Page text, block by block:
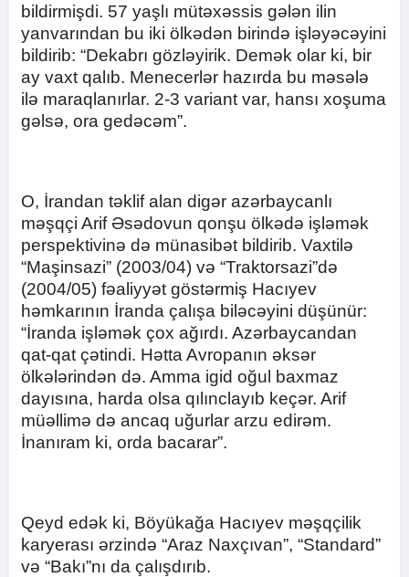
bildirmişdi. 57 yaşlı mütəxəssis gələn ilin
yanvarından bu iki ölkədən birində işləyəcəyini
bildirib: “Dekabrı gözləyirik. Demək olar ki, bir
ay vaxt qalıb. Menecerlər hazırda bu məsələ
ilə maraqlanırlar. 2-3 variant var, hansı xoşuma
gəlsə, ora gedəcəm”.
O, İrandan təklif alan digər azərbaycanlı
məşqçi Arif Əsədovun qonşu ölkədə işləmək
perspektivinə də münasibət bildirib. Vaxtilə
“Maşinsazi” (2003/04) və “Traktorsazi”də
(2004/05) fəaliyyət göstərmiş Hacıyev
həmkarının İranda çalışa biləcəyini düşünür:
“İranda işləmək çox ağırdı. Azərbaycandan
qat-qat çətindi. Hətta Avropanın əksər
ölkələrindən də. Amma igid oğul baxmaz
dayısına, harda olsa qılınclayıb keçər. Arif
müəllimə də ancaq uğurlar arzu edirəm.
İnanıram ki, orda bacarar”.
Qeyd edək ki, Böyükağa Hacıyev məşqçilik
karyerası ərzində “Araz Naxçıvan”, “Standard”
və “Bakı”nı da çalışdırıb.